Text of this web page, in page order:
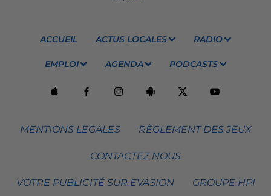
ACCUEIL ACTUS LOCALES RADIO
EMPLOI AGENDA PODCASTS
MENTIONS LEGALES RÈGLEMENT DES JEUX
CONTACTEZ NOUS
VOTRE PUBLICITÉ SUR EVASION GROUPE HPI